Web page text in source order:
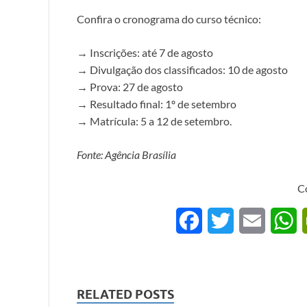
Confira o cronograma do curso técnico:
→ Inscrições: até 7 de agosto
→ Divulgação dos classificados: 10 de agosto
→ Prova: 27 de agosto
→ Resultado final: 1º de setembro
→ Matrícula: 5 a 12 de setembro.
Fonte: Agência Brasília
W
RELATED POSTS